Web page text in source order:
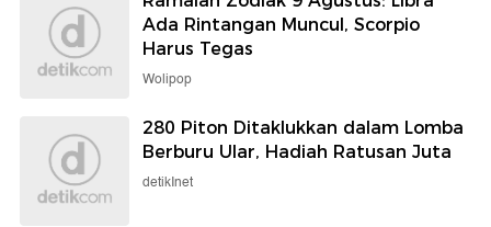
Ada Rintangan Muncul, Scorpio
Harus Tegas
Wolipop
280 Piton Ditaklukkan dalam Lomba
Berburu Ular, Hadiah Ratusan Juta
detikInet